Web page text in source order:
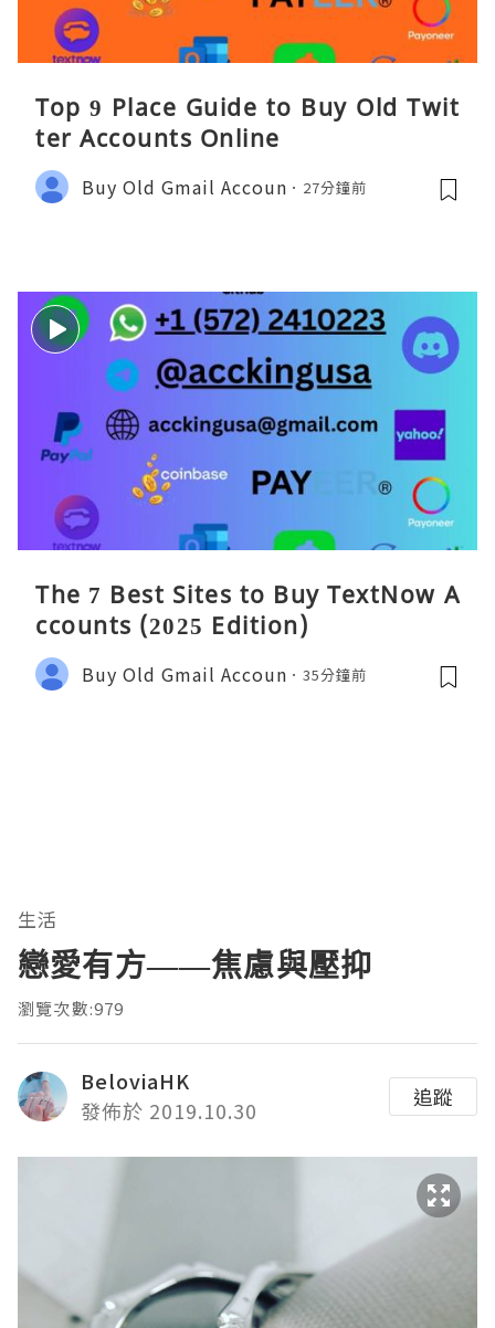
Top 9 Place Guide to Buy Old Twit
ter Accounts Online
Buy Old Gmail Accoun 27分鐘前
The 7 Best Sites to Buy TextNow A
ccounts (2025 Edition)
Buy Old Gmail Accoun 35分鐘前
生活
戀愛有方——焦慮與壓抑
瀏覽次數:979
BeloviaHK
發佈於 2019.10.30
追蹤